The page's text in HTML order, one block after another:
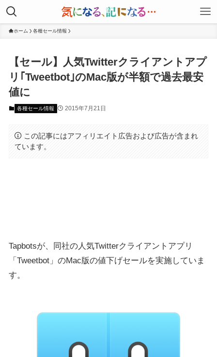
ホーム 各種セール情報
【セール】人気Twitterクライアントアプ
リ｢Tweetbot｣のMac版が半額で過去最安
値に
各種セール情報 2015年7月21日
この記事にはアフィリエイト広告および広告が含まれ
ています。
Tapbotsが、同社の人気Twitterクライアントアプリ
「Tweetbot」のMac版の値下げセールを実施していま
す。